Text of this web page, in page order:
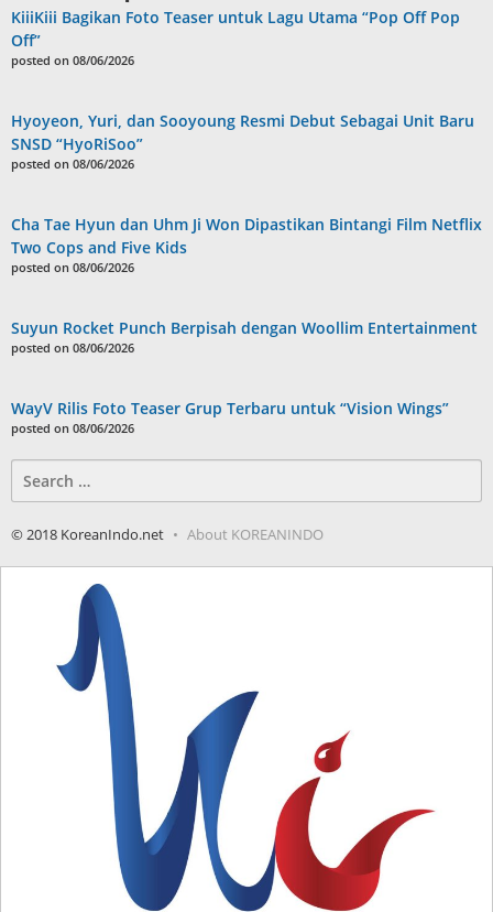
KiiiKiii Bagikan Foto Teaser untuk Lagu Utama “Pop Off Pop
Off”
posted on 08/06/2026
Hyoyeon, Yuri, dan Sooyoung Resmi Debut Sebagai Unit Baru
SNSD “HyoRiSoo”
posted on 08/06/2026
Cha Tae Hyun dan Uhm Ji Won Dipastikan Bintangi Film Netflix
Two Cops and Five Kids
posted on 08/06/2026
Suyun Rocket Punch Berpisah dengan Woollim Entertainment
posted on 08/06/2026
WayV Rilis Foto Teaser Grup Terbaru untuk “Vision Wings”
posted on 08/06/2026
for:
© 2018 KoreanIndo.net About KOREANINDO